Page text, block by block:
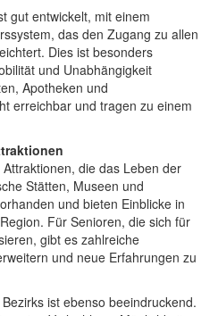
gut entwickelt, mit einem
das den Zugang zu allen
Dies ist besonders
und Unabhängigkeit
Apotheken und
erreichbar und tragen zu einem
die das Leben der
Stätten, Museen und
und bieten Einblicke in
Für Senioren, die sich für
gibt es zahlreiche
und neue Erfahrungen zu
ist ebenso beeindruckend.